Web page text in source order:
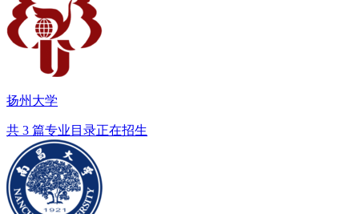
扬州大学
共 3 篇专业目录正在招生